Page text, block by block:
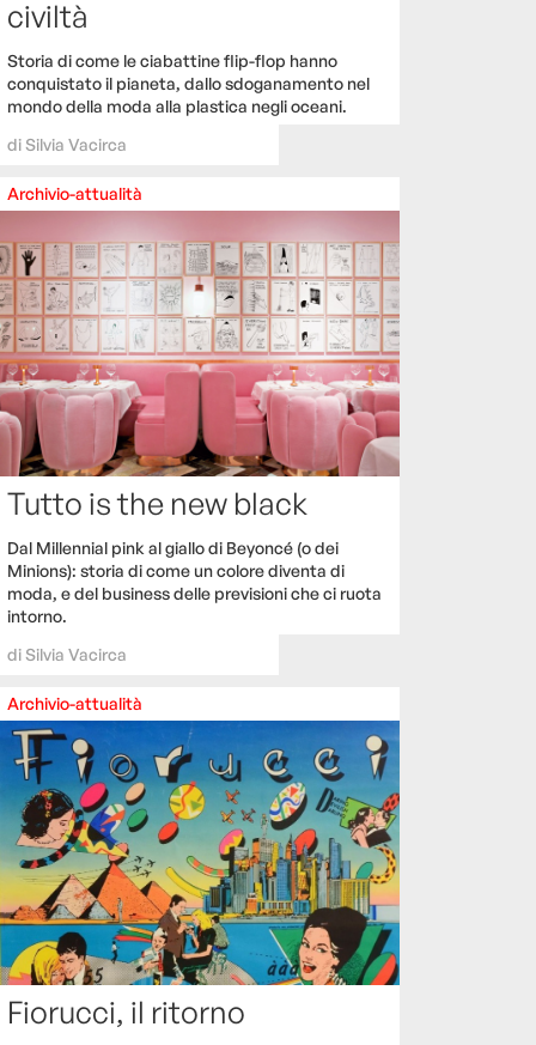
civiltà
Storia di come le ciabattine flip-flop hanno
conquistato il pianeta, dallo sdoganamento nel
mondo della moda alla plastica negli oceani.
diSilvia Vacirca
Archivio-attualità
Tutto is the new black
Dal Millennial pink al giallo di Beyoncé (o dei
Minions): storia di come un colore diventa di
moda, e del business delle previsioni che ci ruota
intorno.
diSilvia Vacirca
Archivio-attualità
Fiorucci, il ritorno